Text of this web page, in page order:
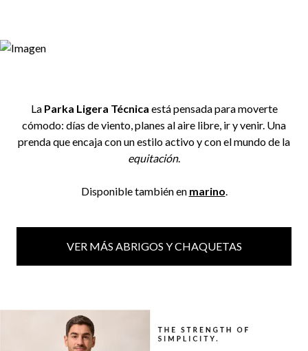
La Parka Ligera Técnica está pensada para moverte
cómodo: días de viento, planes al aire libre, ir y venir. Una
prenda que encaja con un estilo activo y con el mundo de la
equitación.
Disponible también en marino.
VER MÁS ABRIGOS Y CHAQUETAS